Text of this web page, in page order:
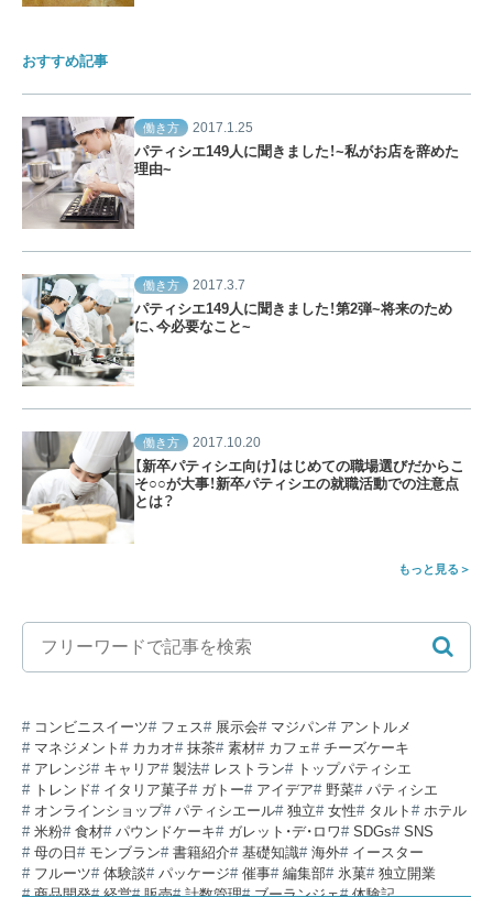
おすすめ記事
働き方 2017.1.25
パティシエ149人に聞きました！~私がお店を辞めた
理由~
働き方 2017.3.7
パティシエ149人に聞きました！第2弾~将来のため
に、今必要なこと~
働き方 2017.10.20
【新卒パティシエ向け】はじめての職場選びだからこ
そ○○が大事！新卒パティシエの就職活動での注意点
とは？
もっと見る
コンビニスイーツ フェス 展示会 マジパン
アントルメ
マネジメント
カカオ 抹茶 素材 カフェ
チーズケーキ
アレンジ
キャリア 製法 レストラン
トップパティシエ
トレンド
イタリア菓子 ガトー アイデア 野菜
パティシエ
オンラインショップ
パティシエール 独立 女性 タルト
ホテル
米粉
食材 パウンドケーキ ガレット・デ・ロワ SDGs
SNS
母の日
モンブラン 書籍紹介 基礎知識 海外
イースター
フルーツ
体験談 パッケージ 催事 編集部 氷菓
独立開業